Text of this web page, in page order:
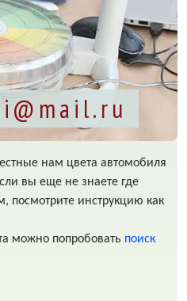
нам цвета автомобиля
вы еще не знаете где
посмотрите инструкцию как
можно попробовать поиск